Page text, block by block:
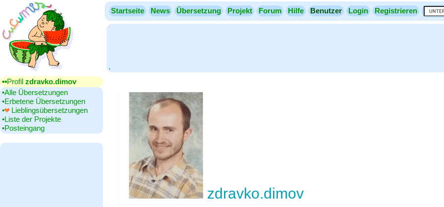
Startseite News Übersetzung Projekt Forum Hilfe Benutzer Login Registrieren
.
▪▪‎Profil zdravko.dimov
•‎Alle Übersetzungen
•‎Erbetene Übersetzungen
•‎
Lieblingsübersetzungen
•‎Liste der Projekte
•‎Posteingang
zdravko.dimov